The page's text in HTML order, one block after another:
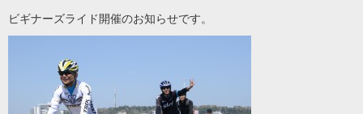
ビギナーズライド開催のお知らせです。